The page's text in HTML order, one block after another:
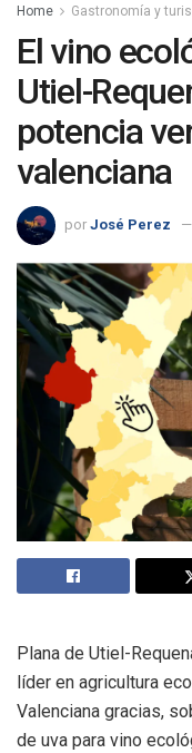
Home Gastronomía y
El vino
Utiel-
potencia
valenciana
por José Perez
Plana de Utiel-
líder en agricultura
Valenciana gracias,
de uva para vino